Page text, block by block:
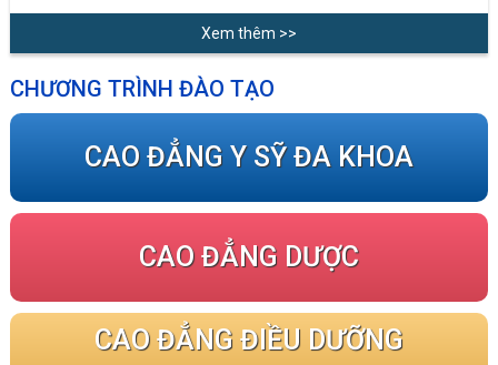
Xem thêm >>
CHƯƠNG TRÌNH ĐÀO TẠO
CAO ĐẲNG Y SỸ ĐA KHOA
CAO ĐẲNG DƯỢC
CAO ĐẲNG ĐIỀU DƯỠNG